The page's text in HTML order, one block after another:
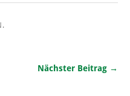
Nächster Beitrag →